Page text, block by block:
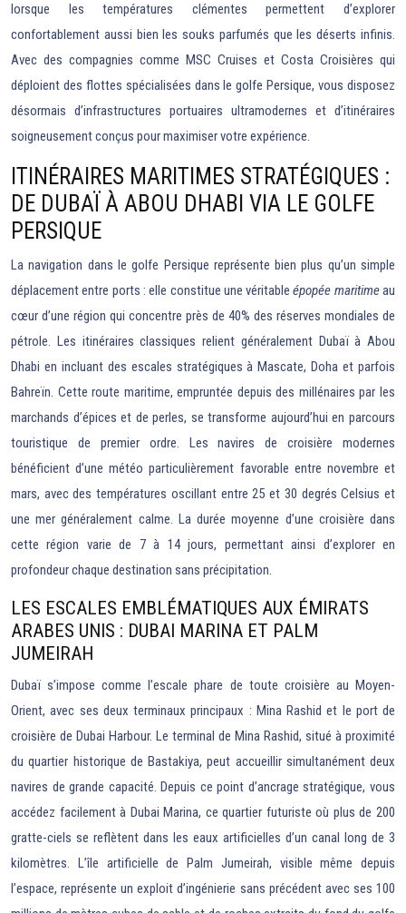
lorsque les températures clémentes permettent d’explorer
confortablement aussi bien les souks parfumés que les déserts infinis.
Avec des compagnies comme MSC Cruises et Costa Croisières qui
déploient des flottes spécialisées dans le golfe Persique, vous disposez
désormais d’infrastructures portuaires ultramodernes et d’itinéraires
soigneusement conçus pour maximiser votre expérience.
ITINÉRAIRES MARITIMES STRATÉGIQUES :
DE DUBAÏ À ABOU DHABI VIA LE GOLFE
PERSIQUE
La navigation dans le golfe Persique représente bien plus qu’un simple
déplacement entre ports : elle constitue une véritableépopée maritimeau
cœur d’une région qui concentre près de 40% des réserves mondiales de
pétrole. Les itinéraires classiques relient généralement Dubaï à Abou
Dhabi en incluant des escales stratégiques à Mascate, Doha et parfois
Bahreïn. Cette route maritime, empruntée depuis des millénaires par les
marchands d’épices et de perles, se transforme aujourd’hui en parcours
touristique de premier ordre. Les navires de croisière modernes
bénéficient d’une météo particulièrement favorable entre novembre et
mars, avec des températures oscillant entre 25 et 30 degrés Celsius et
une mer généralement calme. La durée moyenne d’une croisière dans
cette région varie de 7 à 14 jours, permettant ainsi d’explorer en
profondeur chaque destination sans précipitation.
LES ESCALES EMBLÉMATIQUES AUX ÉMIRATS
ARABES UNIS : DUBAI MARINA ET PALM
JUMEIRAH
Dubaï s’impose comme l’escale phare de toute croisière au Moyen-
Orient, avec ses deux terminaux principaux : Mina Rashid et le port de
croisière de Dubai Harbour. Le terminal de Mina Rashid, situé à proximité
du quartier historique de Bastakiya, peut accueillir simultanément deux
navires de grande capacité. Depuis ce point d’ancrage stratégique, vous
accédez facilement à Dubai Marina, ce quartier futuriste où plus de 200
gratte-ciels se reflètent dans les eaux artificielles d’un canal long de 3
kilomètres. L’île artificielle de Palm Jumeirah, visible même depuis
l’espace, représente un exploit d’ingénierie sans précédent avec ses 100